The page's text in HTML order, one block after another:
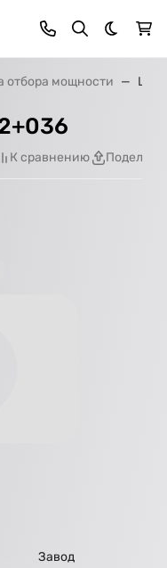
Темная
отбора мощности
К сравнению
Завод